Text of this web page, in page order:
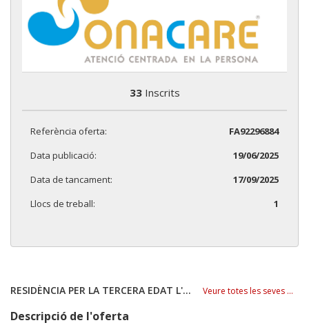
33Inscrits
Referència oferta:
FA92296884
Data publicació:
19/06/2025
Data de tancament:
17/09/2025
Llocs de treball:
1
RESIDÈNCIA PER LA TERCERA EDAT L'ONADA SL Veure totes les seves ofertes
Descripció de l'oferta